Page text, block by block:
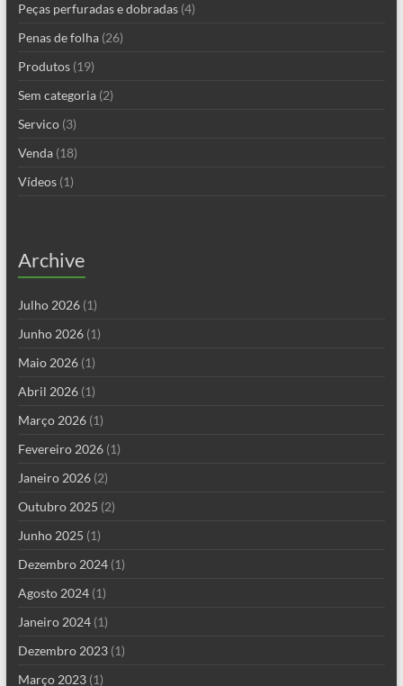
Peças perfuradas e dobradas(4)
Penas de folha(26)
Produtos(19)
Sem categoria(2)
Servico(3)
Venda(18)
Vídeos(1)
Archive
Julho 2026(1)
Junho 2026(1)
Maio 2026(1)
Abril 2026(1)
Março 2026(1)
Fevereiro 2026(1)
Janeiro 2026(2)
Outubro 2025 (2)
Junho 2025 (1)
Dezembro 2024(1)
Agosto 2024(1)
Janeiro 2024(1)
Dezembro 2023(1)
Março 2023(1)